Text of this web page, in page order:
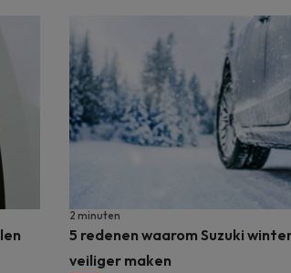
5 redenen waarom Suzuki
veiliger maken
2 minuten